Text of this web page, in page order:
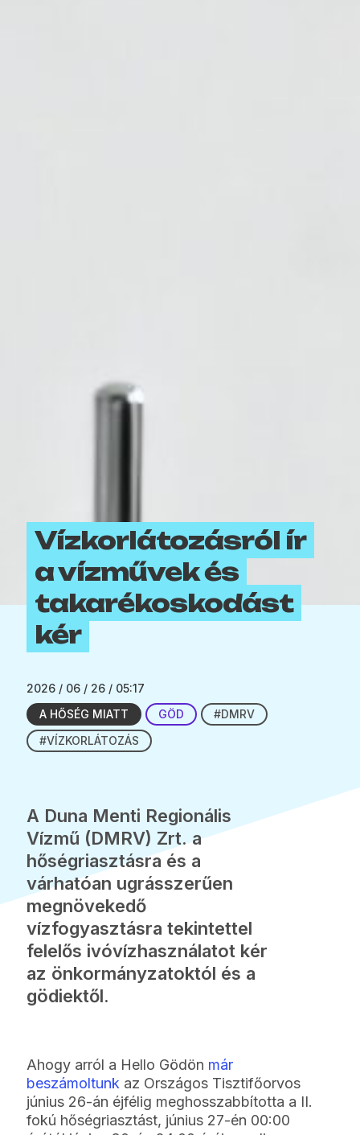
Vízkorlátozásról ír
a vízművek és
takarékoskodást
kér
2026 / 06 / 26 / 05:17
A HŐSÉG MIATT
GÖD
#DMRV
#VÍZKORLÁTOZÁS
A Duna Menti Regionális
Vízmű (DMRV) Zrt. a
hőségriasztásra és a
várhatóan ugrásszerűen
megnövekedő
vízfogyasztásra tekintettel
felelős ivóvízhasználatot kér
az önkormányzatoktól és a
gödiektől.
Ahogy arról a Hello Gödön már
beszámoltunk az Országos Tisztifőorvos
június 26-án éjfélig meghosszabbította a II.
fokú hőségriasztást, június 27-én 00:00